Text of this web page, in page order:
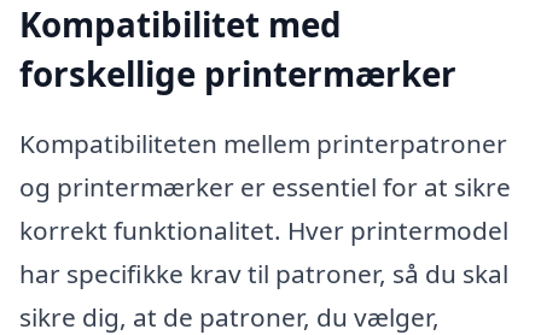
Kompatibilitet med
forskellige printermærker
Kompatibiliteten mellem printerpatroner
og printermærker er essentiel for at sikre
korrekt funktionalitet. Hver printermodel
har specifikke krav til patroner, så du skal
sikre dig, at de patroner, du vælger,